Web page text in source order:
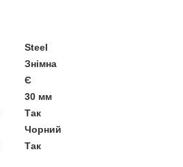
Steel
Знімна
Є
30 мм
Так
Чорний
Так